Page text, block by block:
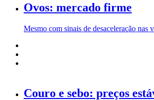
Ovos: mercado firme
Mesmo com sinais de desaceleração nas
Couro e sebo: preços